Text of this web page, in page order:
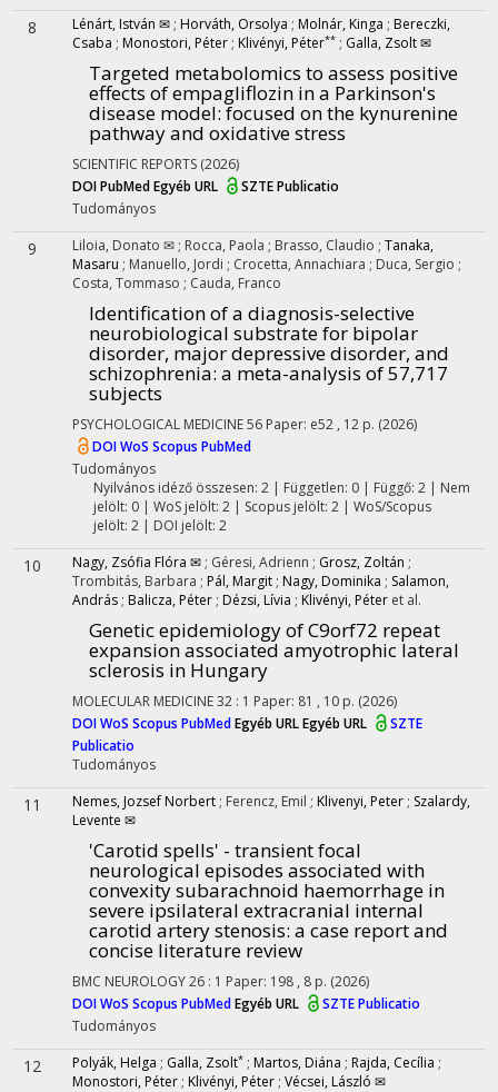
8 Lénárt, István ✉ ; Horváth, Orsolya ; Molnár, Kinga ; Bereczki,
Csaba ; Monostori, Péter ; Klivényi, Péter** ; Galla, Zsolt ✉
Targeted metabolomics to assess positive
effects of empagliflozin in a Parkinson's
disease model: focused on the kynurenine
pathway and oxidative stress
SCIENTIFIC REPORTS (2026)
DOIPubMedEgyéb URL
SZTE Publicatio
Tudományos
9 Liloia, Donato ✉ ; Rocca, Paola ; Brasso, Claudio ; Tanaka,
Masaru ; Manuello, Jordi ; Crocetta, Annachiara ; Duca, Sergio ;
Costa, Tommaso ; Cauda, Franco
Identification of a diagnosis-selective
neurobiological substrate for bipolar
disorder, major depressive disorder, and
schizophrenia: a meta-analysis of 57,717
subjects
PSYCHOLOGICAL MEDICINE56 Paper: e52 , 12 p. (2026)
DOIWoS Scopus PubMed
Tudományos
Nyilvános idéző összesen: 2| Független: 0 | Függő: 2 | Nem
jelölt: 0 | WoS jelölt: 2 | Scopus jelölt: 2 | WoS/Scopus
jelölt: 2 | DOI jelölt: 2
10 Nagy, Zsófia Flóra ✉ ; Géresi, Adrienn ; Grosz, Zoltán ;
Trombitás, Barbara ; Pál, Margit ; Nagy, Dominika ; Salamon,
András ; Balicza, Péter ; Dézsi, Lívia ; Klivényi, Péter et al.
Genetic epidemiology of C9orf72 repeat
expansion associated amyotrophic lateral
sclerosis in Hungary
MOLECULAR MEDICINE32 : 1 Paper: 81 , 10 p. (2026)
DOIWoS Scopus PubMedEgyéb URLEgyéb URL
SZTE
Publicatio
Tudományos
11 Nemes, Jozsef Norbert ; Ferencz, Emil ; Klivenyi, Peter ; Szalardy,
Levente ✉
'Carotid spells' - transient focal
neurological episodes associated with
convexity subarachnoid haemorrhage in
severe ipsilateral extracranial internal
carotid artery stenosis: a case report and
concise literature review
BMC NEUROLOGY26 : 1 Paper: 198 , 8 p. (2026)
DOIWoS Scopus PubMedEgyéb URL
SZTE Publicatio
Tudományos
12 Polyák, Helga ; Galla, Zsolt* ; Martos, Diána ; Rajda, Cecília ;
Monostori, Péter ; Klivényi, Péter ; Vécsei, László ✉